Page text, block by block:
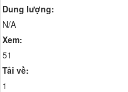
Dung lượng:
N/A
Xem:
51
Tải về:
1